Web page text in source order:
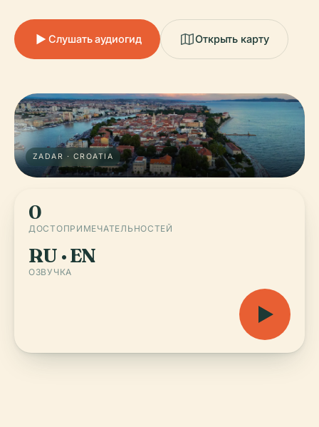
Слушать аудиогид Открыть карту
ZADAR · CROATIA
0
ДОСТОПРИМЕЧАТЕЛЬНОСТЕЙ
RU · EN
ОЗВУЧКА